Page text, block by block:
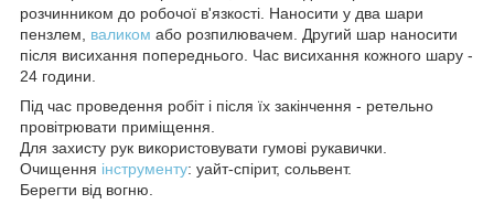
розчинником до робочої в'язкості. Наносити у два шари
пензлем, валиком або розпилювачем. Другий шар наносити
після висихання попереднього. Час висихання кожного шару -
24 години.
Під час проведення робіт і після їх закінчення - ретельно
провітрювати приміщення.
Для захисту рук використовувати гумові рукавички.
Очищення інструменту: уайт-спірит, сольвент.
Берегти від вогню.